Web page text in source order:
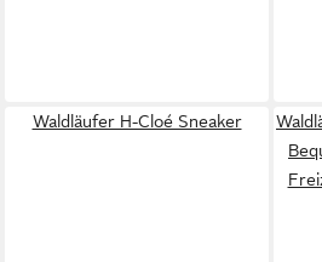
Waldläufer H-Cloé Sneaker